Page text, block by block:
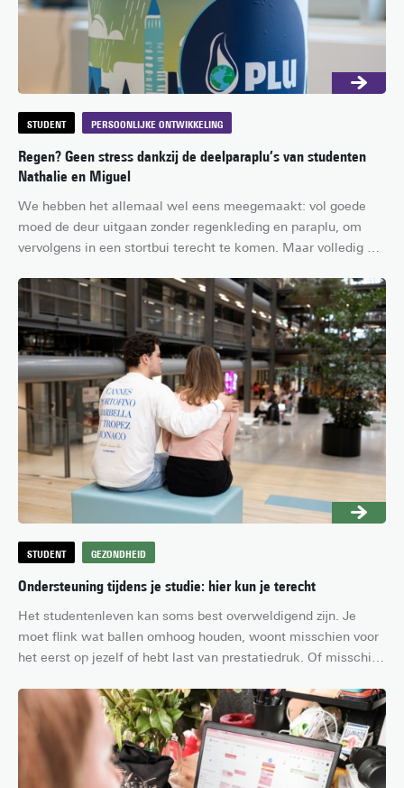
STUDENT PERSOONLIJKE ONTWIKKELING
Regen? Geen stress dankzij de deelparaplu’s van studenten
Nathalie en Miguel
We hebben het allemaal wel eens meegemaakt: vol goede
moed de deur uitgaan zonder regenkleding en paraplu, om
vervolgens in een stortbui terecht te komen. Maar volledig
het ligt aan Nathalie, masterstudent Industrial Design
Engineering en Industrial Engineering & Management. Samen
met Miguel, masterstudent Mechanical Engineering, begon
ze naast haar studie PLU: een start-up die machines met
deelparaplu’s ontwikkelt.
STUDENT GEZONDHEID
Ondersteuning tijdens je studie: hier kun je terecht
Het studentenleven kan soms best overweldigend zijn. Je
moet flink wat ballen omhoog houden, woont misschien voor
het eerst op jezelf of hebt last van prestatiedruk. Of misschien
omstandigheden waardoor het even iets minder gaat.
Gelukkig sta je er niet alleen voor. In dit artikel lees je waar je
op de Universiteit Twente terecht kunt voor extra hulp tijdens